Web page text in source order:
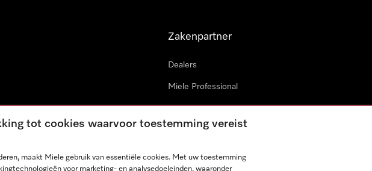
Zakenpartner
Dealers
Miele Professional
Miele in projecten
Miele Marine
tot cookies waarvoor toestemming vereist
maakt Miele gebruik van essentiële cookies. Met uw toestemming
voor marketing- en analysedoeleinden, waaronder